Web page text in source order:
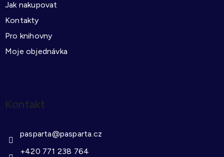
Jak nakupovat
Kontakty
Pro knihovny
Moje objednávka
Kontakt
pasparta@pasparta.cz
+420 771 238 764